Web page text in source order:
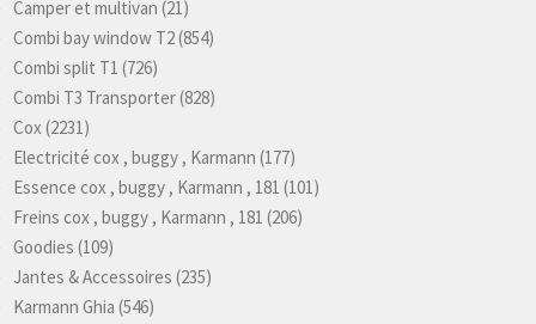
Camper et multivan (21)
Combi bay window T2(854)
Combi split T1 (726)
Combi T3 Transporter(828)
Cox(2231)
Electricité cox , buggy , Karmann (177)
Essence cox , buggy , Karmann , 181 (101)
Freins cox , buggy , Karmann , 181 (206)
Goodies (109)
Jantes & Accessoires (235)
Karmann Ghia (546)